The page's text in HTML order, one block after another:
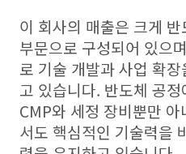
이 회사의 매출은 크게
부문으로 구성되어 있으
로 기술 개발과 사업 확
고 있습니다. 반도체 공
CMP와 세정 장비뿐만
서도 핵심적인 기술력을